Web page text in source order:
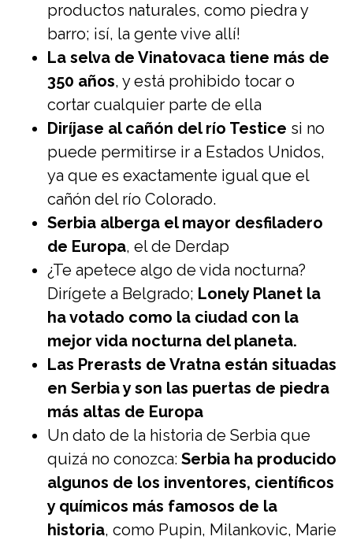
productos naturales, como piedra y
barro; ¡sí, la gente vive allí!
La selva de Vinatovaca tiene más de
350 años, y está prohibido tocar o
cortar cualquier parte de ella
Diríjase al cañón del río Testice si no
puede permitirse ir a Estados Unidos,
ya que es exactamente igual que el
cañón del río Colorado.
Serbia alberga el mayor desfiladero
de Europa, el de Derdap
¿Te apetece algo de vida nocturna?
Dirígete a Belgrado; Lonely Planet la
ha votado como la ciudad con la
mejor vida nocturna del planeta.
Las Prerasts de Vratna están situadas
en Serbia y son las puertas de piedra
más altas de Europa
Un dato de la historia de Serbia que
quizá no conozca: Serbia ha producido
algunos de los inventores, científicos
y químicos más famosos de la
historia, como Pupin, Milankovic, Marie